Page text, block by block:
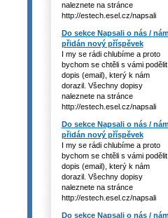
naleznete na stránce
http://estech.esel.cz/napsali
Do sekce Napsali o nás /
přidán nový příspěvek
I my se rádi chlubíme a proto
bychom se chtěli s vámi
dopis (email), který k nám
dorazil. Všechny dopisy
naleznete na stránce
http://estech.esel.cz/napsali
Do sekce Napsali o nás /
přidán nový příspěvek
I my se rádi chlubíme a proto
bychom se chtěli s vámi
dopis (email), který k nám
dorazil. Všechny dopisy
naleznete na stránce
http://estech.esel.cz/napsali
Do sekce Napsali o nás /